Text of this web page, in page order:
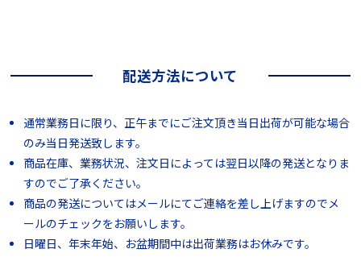
配送方法について
通常業務日に限り、正午までにご注文頂き当日出荷が可能な場合
のみ当日発送致します。
商品在庫、業務状況、注文日によっては翌日以降の発送となりま
すのでご了承ください。
商品の発送についてはメールにてご連絡を差し上げますのでメ
ールのチェックをお願いします。
日曜日、年末年始、お盆期間中は出荷業務はお休みです。